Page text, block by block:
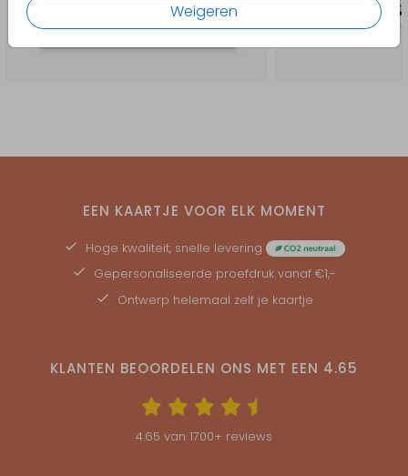
Weigeren
EEN KAARTJE VOOR ELK MOMENT
Hoge kwaliteit, snelle levering
Gepersonaliseerde proefdruk vanaf €1,-
Ontwerp helemaal zelf je kaartje
KLANTEN BEOORDELEN ONS MET EEN 4.65
4.65 van 1700+ reviews